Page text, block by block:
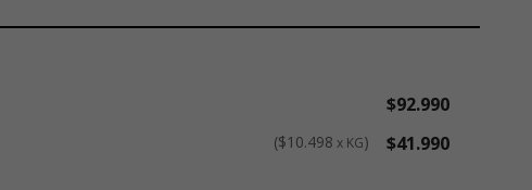
$92.990
$10.498 x KG $41.990